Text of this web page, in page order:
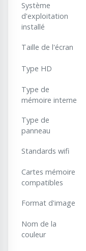
Système
d'exploitation
installé
Taille de l'écran
Type HD
Type de
mémoire interne
Type de
panneau
Standards wifi
Cartes mémoire
compatibles
Format d'image
Nom de la
couleur